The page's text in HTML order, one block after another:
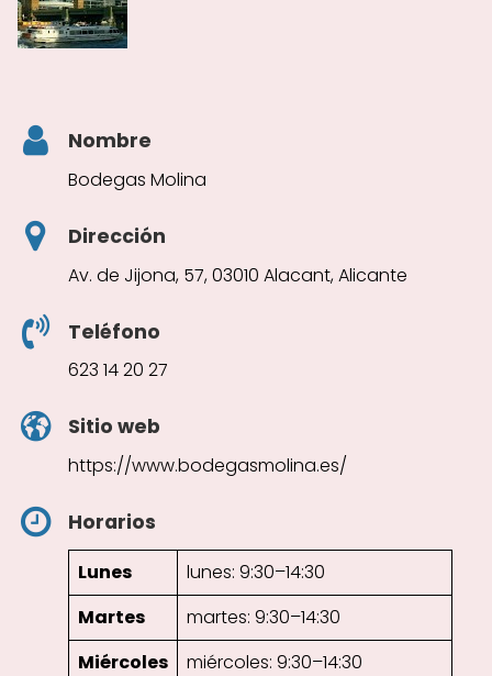
Nombre
Bodegas Molina
Dirección
Av. de Jijona, 57, 03010 Alacant, Alicante
Teléfono
623 14 20 27
Sitio web
https://www.bodegasmolina.es/
Horarios
Lunes
lunes: 9:30–14:30
Martes
martes: 9:30–14:30
Miércoles
miércoles: 9:30–14:30